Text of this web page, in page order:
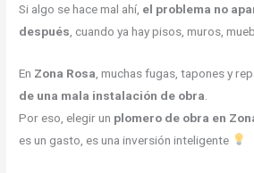
Si algo se hace mal ahí, el problema no
después , cuando ya hay pisos, muros,
En Zona Rosa , muchas fugas, tapones y
de una mala instalación de obra
Por eso, elegir un plomero de obra en
es un gasto, es una inversión inteligente